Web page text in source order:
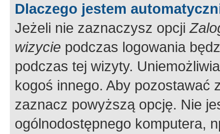
Dlaczego jestem
Jeżeli nie zaznaczysz opcji
wizycie podczas logowania
podczas tej wizyty.
kogoś innego. Aby pozostawać
zaznacz powyższą opcję. Nie
ogólnodostępnego komputera,